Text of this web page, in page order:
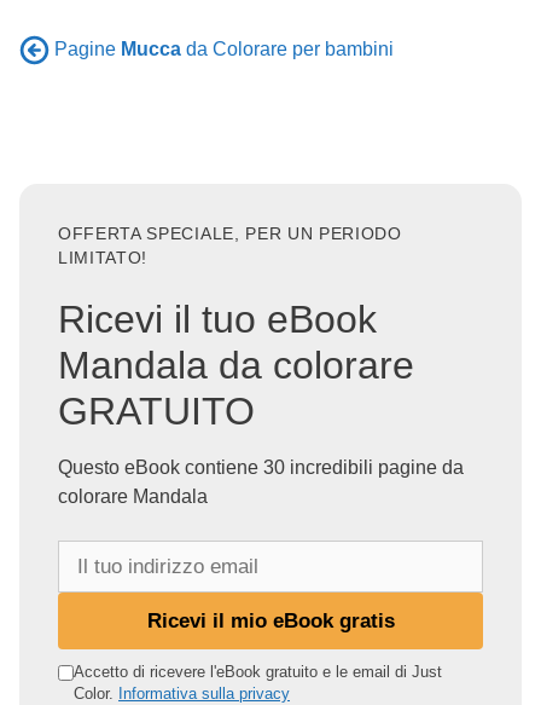
Pagine Mucca da Colorare per bambini
OFFERTA SPECIALE, PER UN PERIODO
LIMITATO!
Ricevi il tuo eBook
Mandala da colorare
GRATUITO
Questo eBook contiene 30 incredibili pagine da
colorare Mandala
o
Ricevi il mio eBook gratis
Accetto di ricevere l'eBook gratuito e le email di Just
Color. Informativa sulla privacy